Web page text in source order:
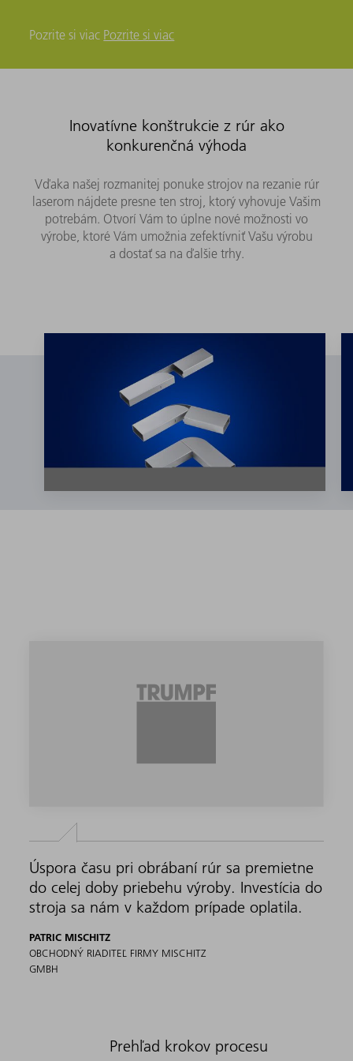
Pozrite si viac Pozrite si viac
Inovatívne konštrukcie z rúr ako
konkurenčná výhoda
Vďaka našej rozmanitej ponuke strojov na rezanie rúr
laserom nájdete presne ten stroj, ktorý vyhovuje Vašim
potrebám. Otvorí Vám to úplne nové možnosti vo
výrobe, ktoré Vám umožnia zefektívniť Vašu výrobu
a dostať sa na ďalšie trhy.
Úspora času pri obrábaní rúr sa premietne
do celej doby priebehu výroby. Investícia do
stroja sa nám v každom prípade oplatila.
PATRIC MISCHITZ
OBCHODNÝ RIADITEĽ FIRMY MISCHITZ
GMBH
Prehľad krokov procesu